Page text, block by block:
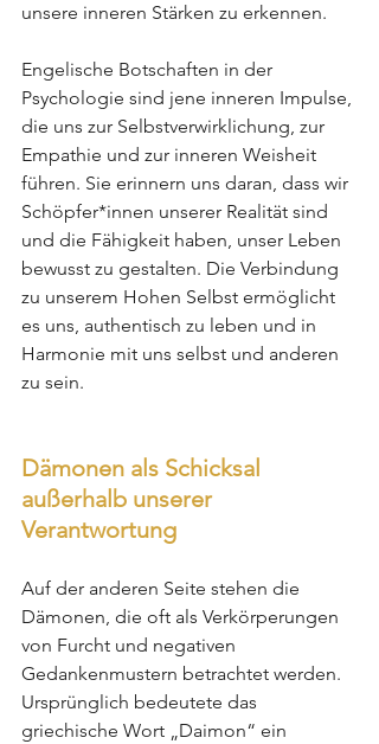
unsere inneren Stärken zu erkennen.
Engelische Botschaften in der
Psychologie sind jene inneren Impulse,
die uns zur Selbstverwirklichung, zur
Empathie und zur inneren Weisheit
führen. Sie erinnern uns daran, dass wir
Schöpfer*innen unserer Realität sind
und die Fähigkeit haben, unser Leben
bewusst zu gestalten. Die Verbindung
zu unserem Hohen Selbst ermöglicht
es uns, authentisch zu leben und in
Harmonie mit uns selbst und anderen
zu sein.
Dämonen als Schicksal
außerhalb unserer
Verantwortung
Auf der anderen Seite stehen die
Dämonen, die oft als Verkörperungen
von Furcht und negativen
Gedankenmustern betrachtet werden.
Ursprünglich bedeutete das
griechische Wort „Daimon“ ein